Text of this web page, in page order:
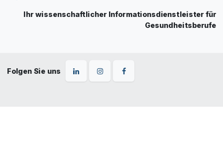
Ihr wissenschaftlicher Informationsdienstleister für
Gesundheitsberufe
Folgen Sie uns